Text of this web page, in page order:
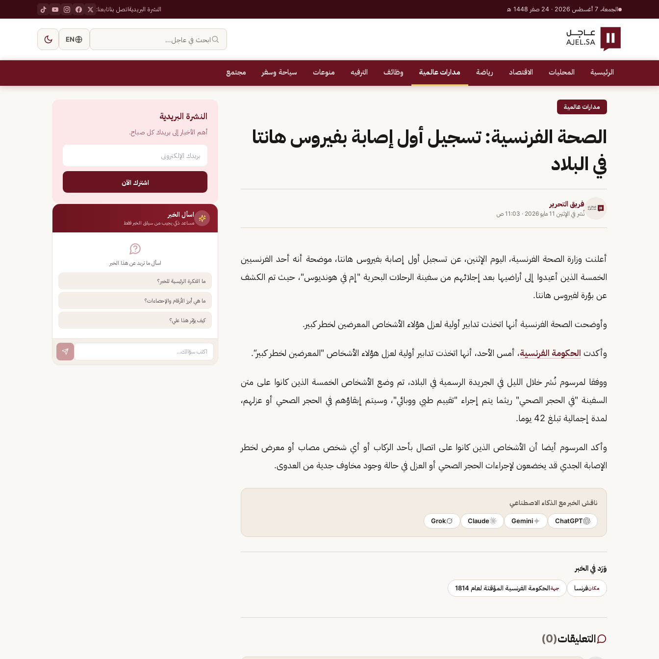
الجمعة، 7 أغسطس 2026 · 24 صفر 1448 هـ النشرة البريديةاتصل بناتابعنا:
ابحث في عاجل… EN
الرئيسية المحليات الاقتصاد رياضة مدارات عالمية وظائف الترفيه منوعات سياحة وسفر مجتمع
مدارات عالمية
الصحة الفرنسية: تسجيل أول إصابة بفيروس هانتا
في البلاد
فريق التحرير
نُشر في الإثنين 11 مايو 2026 · 11:03 ص
أعلنت وزارة الصحة الفرنسية، اليوم الإثنين، عن تسجيل أول إصابة بفيروس هانتا، موضحة أنه أحد الفرنسيين
الخمسة الذين أعيدوا إلى أراضيها بعد إجلائهم من سفينة الرحلات البحرية "إم في هونديوس"، حيث تم الكشف
عن بؤرة لفيروس هانتا.
وأوضحت الصحة الفرنسية أنها اتخذت تدابير أولية لعزل هؤلاء الأشخاص المعرضين لخطر كبير.
وأكدت الحكومة الفرنسية، أمس الأحد، أنها اتخذت تدابير أولية لعزل هؤلاء الأشخاص "المعرضين لخطر كبير“.
ووفقا لمرسوم نُشر خلال الليل في الجريدة الرسمية في البلاد، تم وضع الأشخاص الخمسة الذين كانوا على متن
السفينة "في الحجر الصحي" ريثما يتم إجراء "تقييم طبي ووبائي"، وسيتم إبقاؤهم في الحجر الصحي أو عزلهم،
لمدة إجمالية تبلغ 42 يوما.
وأكد المرسوم أيضا أن الأشخاص الذين كانوا على اتصال بأحد الركاب أو أي شخص مصاب أو معرض لخطر
الإصابة الجدي قد يخضعون لإجراءات الحجر الصحي أو العزل في حالة وجود مخاوف جدية من العدوى.
ناقش الخبر مع الذكاء الاصطناعي
ChatGPT
Gemini
Claude
Grok
وَرَد في الخبر
مكانفرنسا جهةالحكومة الفرنسية المؤقتة لعام 1814
التعليقات(
0
)
النشرة البريدية
أهم الأخبار إلى بريدك كل صباح.
اشترك الآن
اسأل الخبر
مساعد ذكي يجيب من سياق الخبر فقط
اسأل ما تريد عن هذا الخبر
ما الفكرة الرئيسية للخبر؟
ما هي أبرز الأرقام والإحصاءات؟
كيف يؤثر هذا علي؟